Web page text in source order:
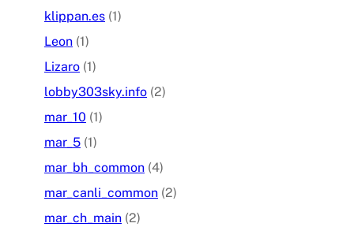
klippan.es (1)
Leon (1)
Lizaro (1)
lobby303sky.info (2)
mar_10 (1)
mar_5 (1)
mar_bh_common (4)
mar_canli_common (2)
mar_ch_main (2)